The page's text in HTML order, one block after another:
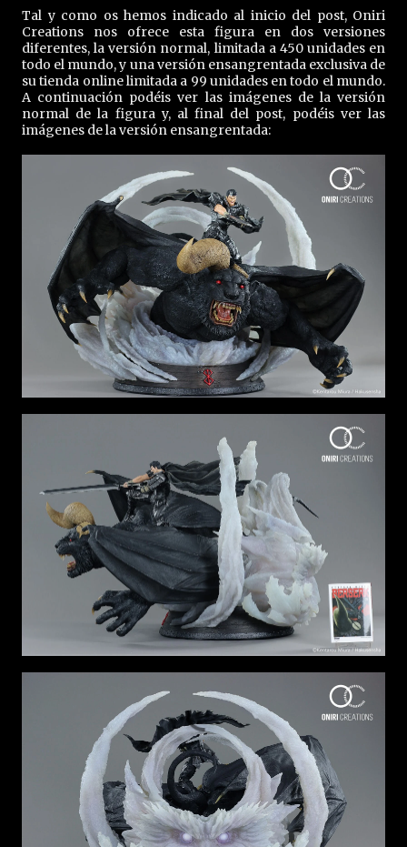
Tal y como os hemos indicado al inicio del post, Oniri
Creations nos ofrece esta figura en dos versiones
diferentes, la versión normal, limitada a 450 unidades en
todo el mundo, y una versión ensangrentada exclusiva de
su tienda online limitada a 99 unidades en todo el mundo.
A continuación podéis ver las imágenes de la versión
normal de la figura y, al final del post, podéis ver las
imágenes de la versión ensangrentada: